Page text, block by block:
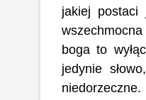
jakiej postaci
boga to
jedynie
niedorzeczne.